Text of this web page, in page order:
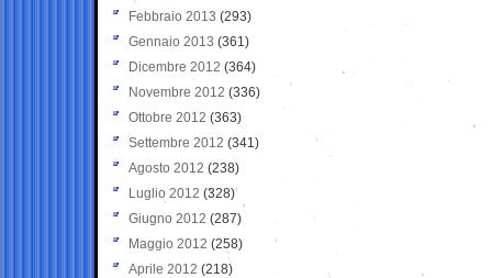
Febbraio 2013 (293)
Gennaio 2013 (361)
Dicembre 2012 (364)
Novembre 2012 (336)
Ottobre 2012 (363)
Settembre 2012 (341)
Agosto 2012 (238)
Luglio 2012 (328)
Giugno 2012 (287)
Maggio 2012 (258)
Aprile 2012 (218)